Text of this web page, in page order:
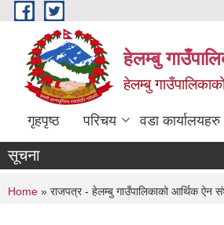
Skip to main content
हेलम्बु
हेलम्बु
गृहपृष्ठ परिचय वडा कार्यालयहरु
सूचना
You are here
Home » राजपत्र - हेलम्बु गाउँपालिकाको आर्थिक ऐन